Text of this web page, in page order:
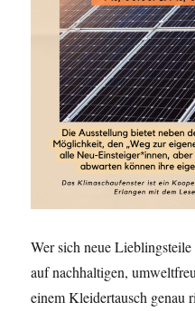
Wer sich neue
auf nachhaltigen,
einem Kleidertausch